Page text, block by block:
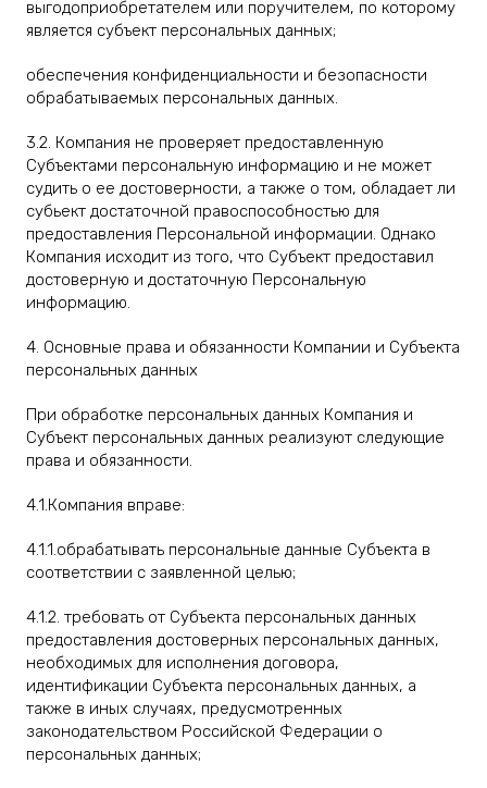
выгодоприобретателем или поручителем, по которому
является субъект персональных данных;
обеспечения конфиденциальности и безопасности
обрабатываемых персональных данных.
3.2. Компания не проверяет предоставленную
Субъектами персональную информацию и не может
судить о ее достоверности, а также о том, обладает ли
субьект достаточной правоспособностью для
предоставления Персональной информации. Однако
Компания исходит из того, что Субъект предоставил
достоверную и достаточную Персональную
информацию.
4. Основные права и обязанности Компании и Субъекта
персональных данных
При обработке персональных данных Компания и
Субъект персональных данных реализуют следующие
права и обязанности.
4.1.Компания вправе:
4.1.1.обрабатывать персональные данные Субъекта в
соответствии с заявленной целью;
4.1.2. требовать от Субъекта персональных данных
предоставления достоверных персональных данных,
необходимых для исполнения договора,
идентификации Субъекта персональных данных, а
также в иных случаях, предусмотренных
законодательством Российской Федерации о
персональных данных;